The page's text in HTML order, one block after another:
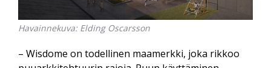
Havainnekuva: Elding Oscarsson
– Wisdome on todellinen maamerkki, joka rikkoo